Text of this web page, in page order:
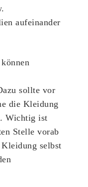
aufeinander
sollte vor
die Kleidung
Wichtig ist
Stelle vorab
selbst